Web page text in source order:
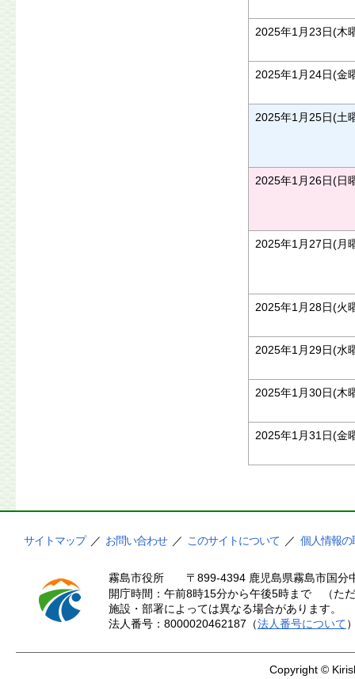
2025年1月23日(木
2025年1月24日(金
2025年1月25日(土
2025年1月26日(日
2025年1月27日(月
2025年1月28日(火
2025年1月29日(水
2025年1月30日(木
2025年1月31日(金
サイトマップ ／ お問い合わせ ／ このサイトについて ／ 個人情報の
霧島市役所
〒899-4394 鹿児島県霧島市国
開庁時間：午前8時15分から午後5時まで （た
施設・部署によっては異なる場合があります。
法人番号：8000020462187（法人番号について
Copyright ©